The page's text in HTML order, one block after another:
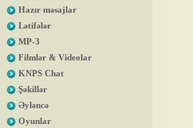
Hazır məsajlar
Lətifələr
MP-3
Filmlər & Videolar
KNPS Chat
Şəkillər
Əyləncə
Oyunlar